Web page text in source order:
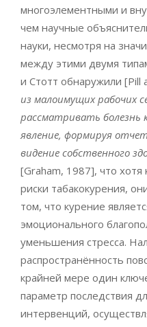
многоэлементными и
чем научные
науки, несмотря на
между этими двумя
и Стотт обнаружили [Pill
из малоимущих рабочих
рассматривать болезнь
явление, формируя
видение собственного
[Graham, 1987], что
риски табакокурения,
том, что курение
эмоционального
уменьшения стресса.
распространённость
крайней мере один
параметр последствия
интервенций,